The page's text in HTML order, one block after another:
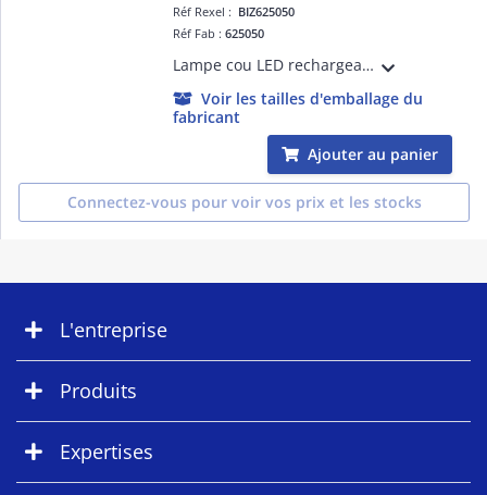
Réf Rexel : BIZ625050
Réf Fab :625050
Lampe cou LED rechargeable. Son faisceau lumineux est deux fois plus large qu'une lampe frontale. L'ultra orientabilité des têtes permet une inspection chirurgicale. Peut être porté autour du cou ou bien fixé sur une surface magnétique.
Voir les tailles d'emballage du
fabricant
Ajouter au panier
Connectez-vous pour voir vos prix et les stocks
L'entreprise
Produits
Expertises